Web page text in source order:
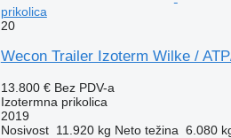
prikolica
20
Wecon Trailer Izoterm Wilke /
13.800 € Bez PDV-a
Izotermna prikolica
2019
Nosivost 11.920 kg Neto težina 6.080